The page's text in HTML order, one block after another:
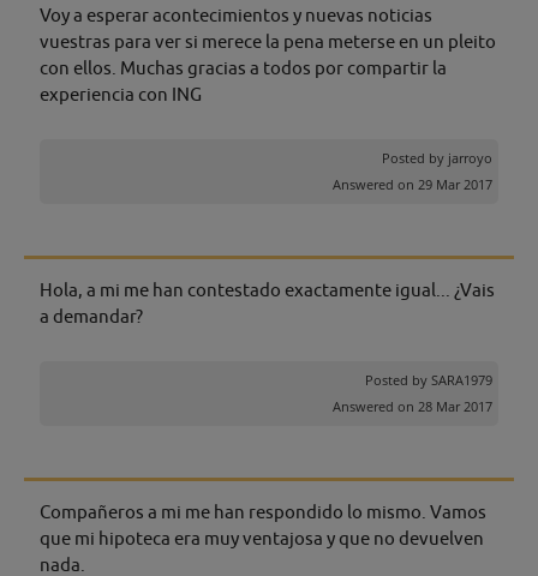
Voy a esperar acontecimientos y nuevas noticias
vuestras para ver si merece la pena meterse en un pleito
con ellos. Muchas gracias a todos por compartir la
experiencia con ING
Posted by jarroyo
Answered on 29 Mar 2017
Hola, a mi me han contestado exactamente igual... ¿Vais
a demandar?
Posted by SARA1979
Answered on 28 Mar 2017
Compañeros a mi me han respondido lo mismo. Vamos
que mi hipoteca era muy ventajosa y que no devuelven
nada.